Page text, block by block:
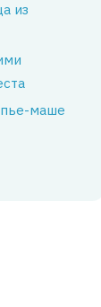
из
маше